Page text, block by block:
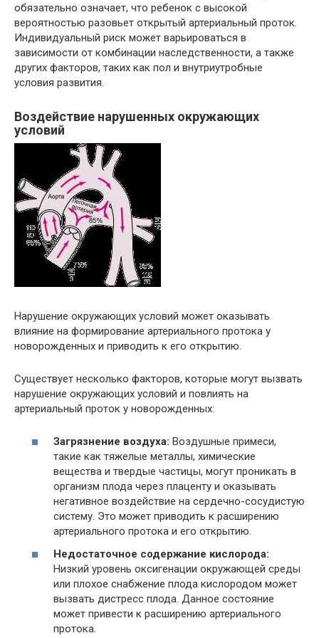
обязательно означает, что ребенок с высокой
вероятностью разовьет открытый артериальный проток.
Индивидуальный риск может варьироваться в
зависимости от комбинации наследственности, а также
других факторов, таких как пол и внутриутробные
условия развития.
Воздействие нарушенных окружающих
условий
Нарушение окружающих условий может оказывать
влияние на формирование артериального протока у
новорожденных и приводить к его открытию.
Существует несколько факторов, которые могут вызвать
нарушение окружающих условий и повлиять на
артериальный проток у новорожденных:
Загрязнение воздуха: Воздушные примеси,
такие как тяжелые металлы, химические
вещества и твердые частицы, могут проникать в
организм плода через плаценту и оказывать
негативное воздействие на сердечно-сосудистую
систему. Это может приводить к расширению
артериального протока и его открытию.
Недостаточное содержание кислорода:
Низкий уровень оксигенации окружающей среды
или плохое снабжение плода кислородом может
вызвать дистресс плода. Данное состояние
может привести к расширению артериального
протока.